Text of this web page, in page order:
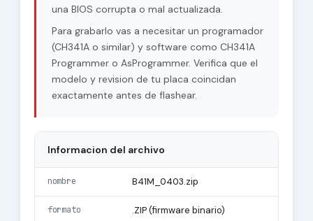
una BIOS corrupta o mal actualizada.
Para grabarlo vas a necesitar un programador
(CH341A o similar) y software como CH341A
Programmer o AsProgrammer. Verifica que el
modelo y revision de tu placa coincidan
exactamente antes de flashear.
Informacion del archivo
nombre B41M_0403.zip
formato .ZIP (firmware binario)